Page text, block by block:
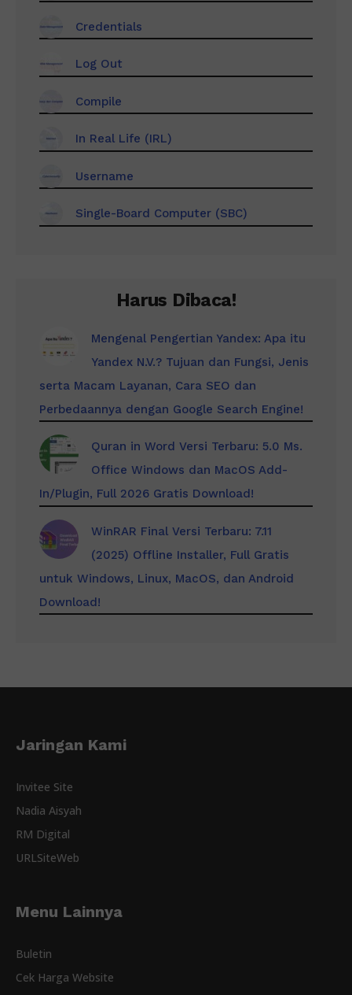
Credentials
Log Out
Compile
In Real Life (IRL)
Username
Single-Board Computer (SBC)
Harus Dibaca!
Mengenal Pengertian Yandex: Apa itu
Yandex N.V.? Tujuan dan Fungsi, Jenis
serta Macam Layanan, Cara SEO dan
Perbedaannya dengan Google Search Engine!
Quran in Word Versi Terbaru: 5.0 Ms.
Office Windows dan MacOS Add-
In/Plugin, Full 2026 Gratis Download!
WinRAR Final Versi Terbaru: 7.11
(2025) Offline Installer, Full Gratis
untuk Windows, Linux, MacOS, dan Android
Download!
Jaringan Kami
Invitee Site
Nadia Aisyah
RM Digital
URLSiteWeb
Menu Lainnya
Buletin
Cek Harga Website